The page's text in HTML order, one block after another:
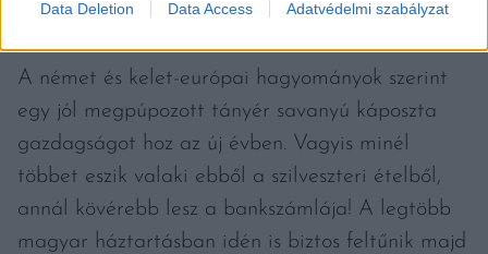
Data Deletion Data Access Adatvédelmi szabályzat
A német és kelet-európai hagyományok szerint
egy jól megpúpozott tányér savanyú káposzta
gazdagságot hoz az új évben. Vagyis minél
többet eszik valaki ebből a szilveszteri ételből,
annál kövérebb lesz a bankszámlája! A legtöbb
magyar háztartásban idén is biztos feltűnik majd